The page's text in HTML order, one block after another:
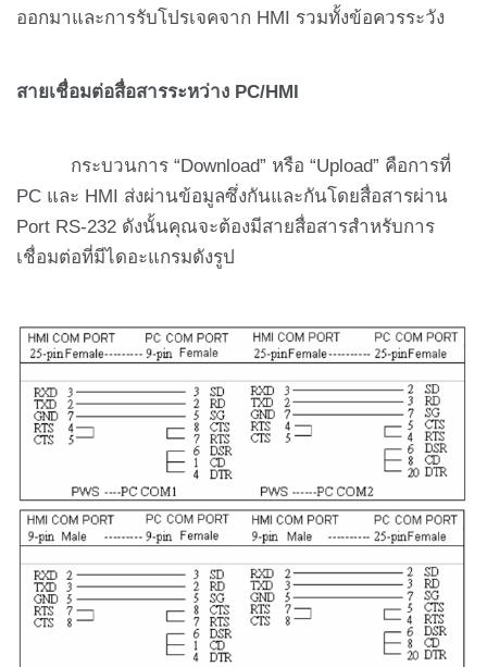
ออกมาและการรับโปรเจคจาก HMI รวมทั้งข้อควรระวัง
สายเชื่อมต่อสื่อสารระหว่าง PC/HMI
กระบวนการ “Download” หรือ “Upload” คือการที่
PC และ HMI ส่งผ่านข้อมูลซึ่งกันและกันโดยสื่อสารผ่าน
Port RS-232 ดังนั้นคุณจะต้องมีสายสื่อสารสำหรับการ
เชื่อมต่อที่มีไดอะแกรมดังรูป